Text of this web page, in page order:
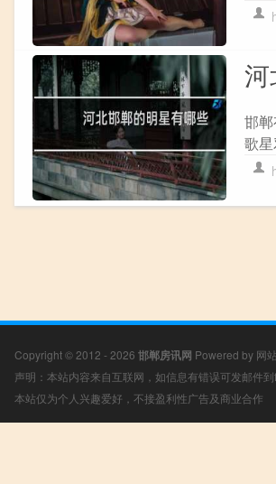
邯
歌
Copyright © 2012 - 2026 邯郸房讯网 Powered by 网
声明：本站内容来自互联网，如信息有错误可发邮件
本站仅为个人兴趣爱好，不接盈利性广告及商业合作